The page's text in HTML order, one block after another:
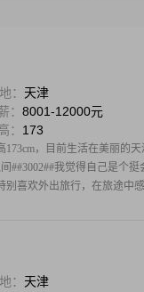
： 天津
： 8001-12000元
： 173
，目前生活在美丽的
##3002##我觉得自己是个
别喜欢外出旅行，在旅途中
： 天津